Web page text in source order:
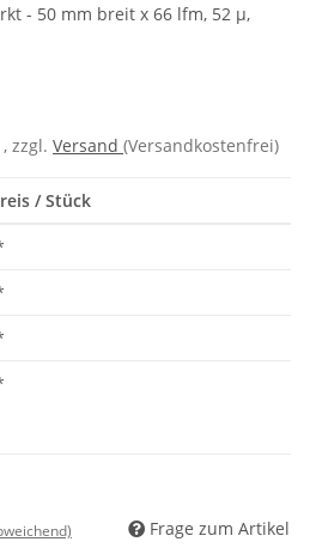
- 50 mm breit x 66 lfm, 52 µ,
zzgl. Versand (Versandkostenfrei)
/ Stück
Frage zum Artikel